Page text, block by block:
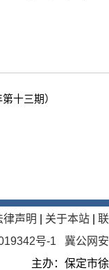
十三期）
律声明 关于本站 |
号-1
冀公网
主办：保定市